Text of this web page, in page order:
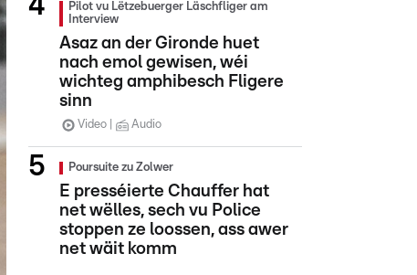
Pilot vu Lëtzebuerger Läschfliger am
Interview
Asaz an der Gironde huet
nach emol gewisen, wéi
wichteg amphibesch Fligere
sinn
Video Audio
Poursuite zu Zolwer
E presséierte Chauffer hat
net wëlles, sech vu Police
stoppen ze loossen, ass awer
net wäit komm